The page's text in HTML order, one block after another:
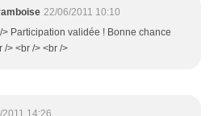
22/06/2011 10:10
> Participation validée ! Bonne chance
/> <br /> <br />
14:26